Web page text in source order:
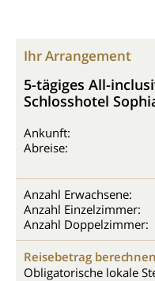
Ihr Arrangement
5-tägiges All-
Schlosshotel
Ankunft:
Abreise:
Anzahl Erwachsene:
Anzahl Einzelzimmer:
Anzahl Doppelzimmer:
Reisebetrag
Obligatorische lokale